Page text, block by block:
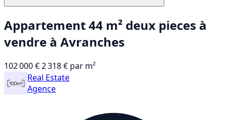
Appartement 44 m² deux pieces à
vendre à Avranches
102 000 €2 318 € par m²
Real Estate
Agence